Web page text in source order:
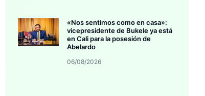
«Nos sentimos como en casa»:
vicepresidente de Bukele ya está
en Cali para la posesión de
Abelardo
06/08/2026